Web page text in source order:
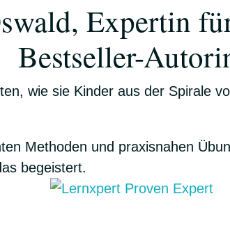
Expertin
Bestseller-
wie sie Kinder aus der Spirale
Methoden und praxisnahen
begeistert.